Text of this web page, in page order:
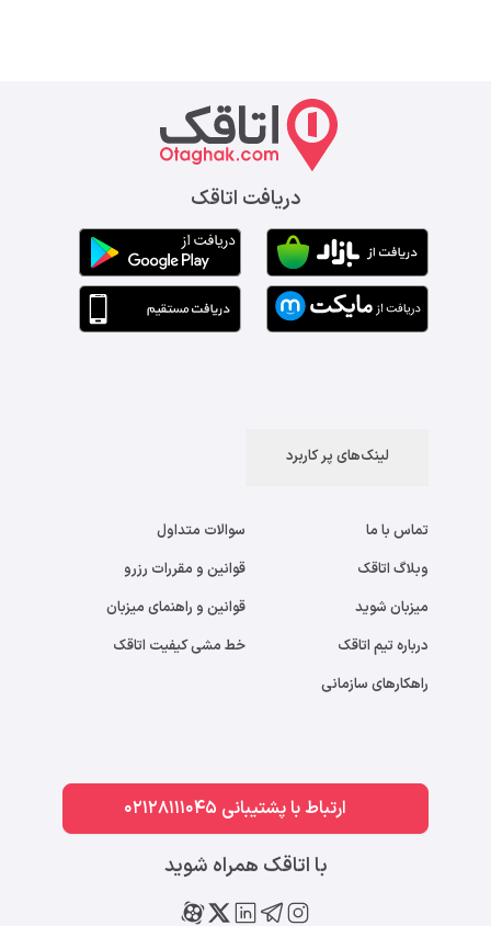
دریافت اتاقک
لینک‌های پر کاربرد
تماس با ما
وبلاگ اتاقک
میزبان شوید
درباره تیم اتاقک
راهکارهای سازمانی
سوالات متداول
قوانین و مقررات رزرو
قوانین و راهنمای میزبان
خط مشی کیفیت اتاقک
ارتباط با پشتیبانی 02128111045
با اتاقک همراه شوید